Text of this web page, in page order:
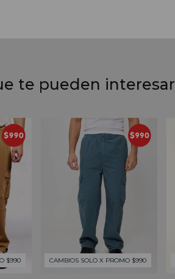
te pueden interesar
$990 CAMBIOS SOLO X PROMO $990